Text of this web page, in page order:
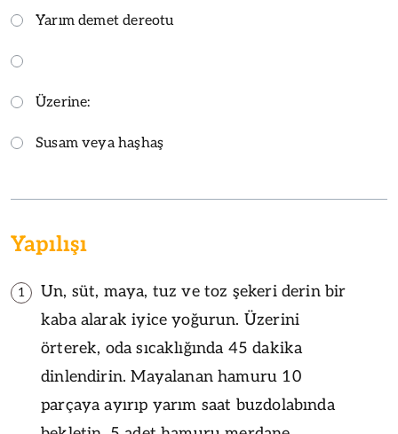
Yarım demet dereotu
Üzerine:
Susam veya haşhaş
Yapılışı
1
Un, süt, maya, tuz ve toz şekeri derin bir
kaba alarak iyice yoğurun. Üzerini
örterek, oda sıcaklığında 45 dakika
dinlendirin. Mayalanan hamuru 10
parçaya ayırıp yarım saat buzdolabında